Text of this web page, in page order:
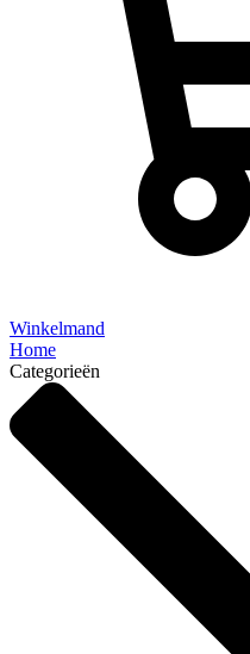
Winkelmand
Home
Categorieën